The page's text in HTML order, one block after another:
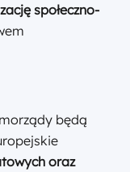
społeczno-
będą
oraz